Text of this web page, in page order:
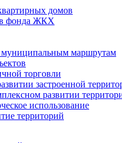
домов
фонда ЖКХ
муниципальным маршрутам
торговли
застроенной
развитии
использование
территорий